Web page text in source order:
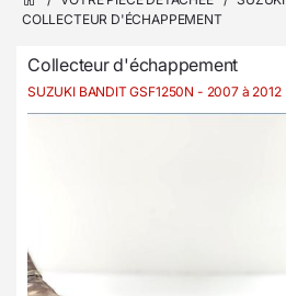
COLLECTEUR D'ÉCHAPPEMENT
Collecteur d'échappement
SUZUKI BANDIT GSF1250N - 2007 à 2012